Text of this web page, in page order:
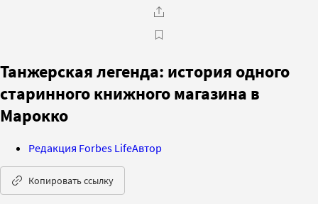
Танжерская легенда: история одного
старинного книжного магазина в
Марокко
Редакция Forbes LifeАвтор
Копировать ссылку